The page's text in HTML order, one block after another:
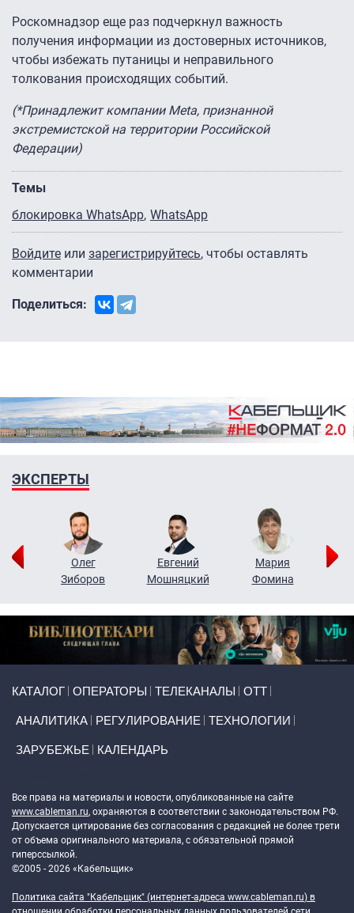
Роскомнадзор еще раз подчеркнул важность
получения информации из достоверных источников,
чтобы избежать путаницы и неправильного
толкования происходящих событий.
(*Принадлежит компании Meta, признанной
экстремистской на территории Российской
Федерации)
Темы
блокировка WhatsApp WhatsApp
Войдите или зарегистрируйтесь, чтобы оставлять
комментарии
Поделиться:
ЭКСПЕРТЫ
Олег
Зиборов
Евгений
Мошняцкий
Мария
Фомина
КАТАЛОГ ОПЕРАТОРЫ ТЕЛЕКАНАЛЫ ОТТ
АНАЛИТИКА РЕГУЛИРОВАНИЕ ТЕХНОЛОГИИ
ЗАРУБЕЖЬЕ КАЛЕНДАРЬ
Все права на материалы и новости, опубликованные на сайте
www.cableman.ru, охраняются в соответствии с законодательством РФ.
Допускается цитирование без согласования с редакцией не более трети
от объема оригинального материала, с обязательной прямой
гиперссылкой.
©2005 - 2026 «Кабельщик»
Политика сайта "Кабельщик" (интернет-адреса www.cableman.ru) в